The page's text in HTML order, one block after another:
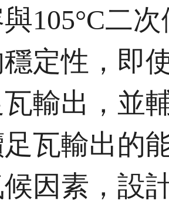
105°C二
定性，即
輸出，並
瓦輸出的
因素，設